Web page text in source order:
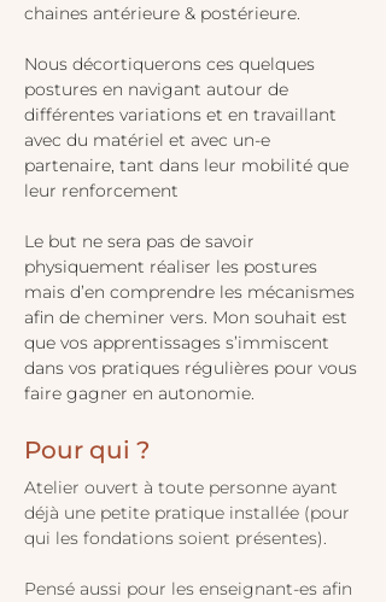
chaines antérieure & postérieure.
Nous décortiquerons ces quelques
postures en navigant autour de
différentes variations et en travaillant
avec du matériel et avec un-e
partenaire, tant dans leur mobilité que
leur renforcement
Le but ne sera pas de savoir
physiquement réaliser les postures
mais d’en comprendre les mécanismes
afin de cheminer vers. Mon souhait est
que vos apprentissages s’immiscent
dans vos pratiques régulières pour vous
faire gagner en autonomie.
Pour qui ?
Atelier ouvert à toute personne ayant
déjà une petite pratique installée (pour
qui les fondations soient présentes).
Pensé aussi pour les enseignant-es afin